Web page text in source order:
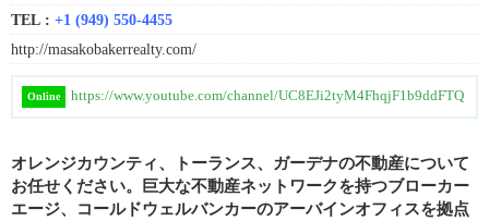
TEL : +1 (949) 550-4455
http://masakobakerrealty.com/
Online https://www.youtube.com/channel/UC8EJi2tyM4FhqjF1b9ddFTQ
オレンジカウンティ、トーランス、ガーデナの不動産について
お任せください。巨大な不動産ネットワークを持つブローカー
エージ、コールドウェルバンカーのアーバインオフィスを拠点